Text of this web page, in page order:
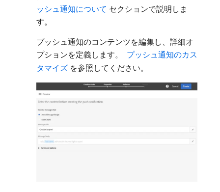
ッシュ通知について セクションで説明しま
す。
プッシュ通知のコンテンツを編集し、詳細オ
プションを定義します。
​ プッシュ通知のカス
タマイズ ​ を参照してください。